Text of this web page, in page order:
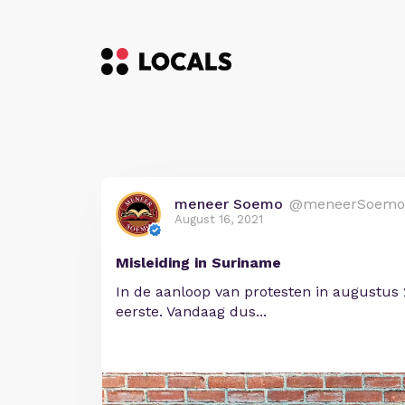
meneer Soemo @meneerSoemo
August 16, 2021
Misleiding in Suriname
In de aanloop van protesten in augustus
eerste. Vandaag dus...